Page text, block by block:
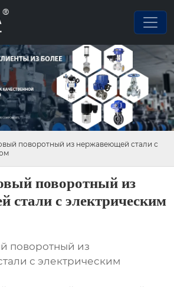
поворотный из нержавеющей стали с
поворотный из
стали с электрическим
поворотный из
с электрическим